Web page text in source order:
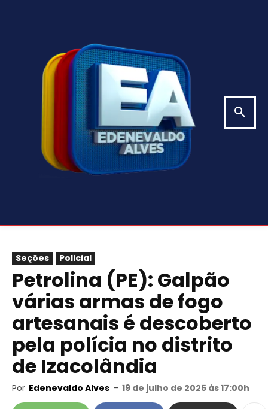
Seções Policial
Petrolina (PE): Galpão
várias armas de fogo
artesanais é descoberto
pela polícia no distrito
de Izacolândia
Por Edenevaldo Alves - 19 de julho de 2025 às 17:00h